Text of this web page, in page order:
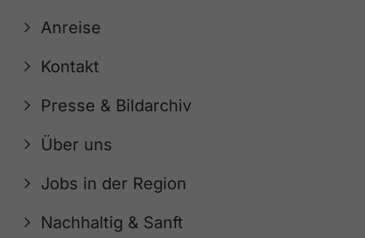
Anreise
Kontakt
Presse & Bildarchiv
Über uns
Jobs in der Region
Nachhaltig & Sanft